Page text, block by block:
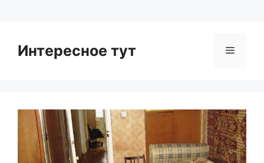
Интересное тут Menu